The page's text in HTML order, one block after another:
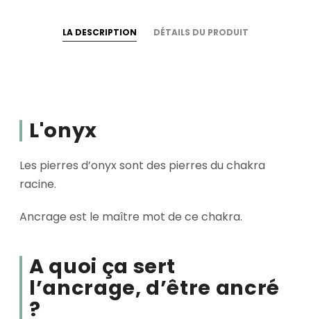
LA DESCRIPTION DÉTAILS DU PRODUIT
L'onyx
Les pierres d’onyx sont des pierres du chakra
racine.
Ancrage est le maître mot de ce chakra.
A quoi ça sert
l’ancrage, d’être ancré
?